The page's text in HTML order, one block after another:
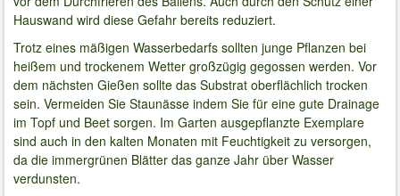
Hauswand wird diese Gefahr bereits reduziert.
Trotz eines mäßigen Wasserbedarfs sollten junge Pflanzen bei
heißem und trockenem Wetter großzügig gegossen werden. Vor
dem nächsten Gießen sollte das Substrat oberflächlich trocken
sein. Vermeiden Sie Staunässe indem Sie für eine gute Drainage
im Topf und Beet sorgen. Im Garten ausgepflanzte Exemplare
sind auch in den kalten Monaten mit Feuchtigkeit zu versorgen,
da die immergrünen Blätter das ganze Jahr über Wasser
verdunsten.